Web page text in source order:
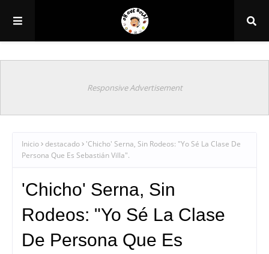
Responsive Advertisement
Inicio destacado
'Chicho' Serna, Sin Rodeos: "Yo Sé La Clase De
Persona Que Es Sebastián Villa".
'Chicho' Serna, Sin
Rodeos: "Yo Sé La Clase
De Persona Que Es